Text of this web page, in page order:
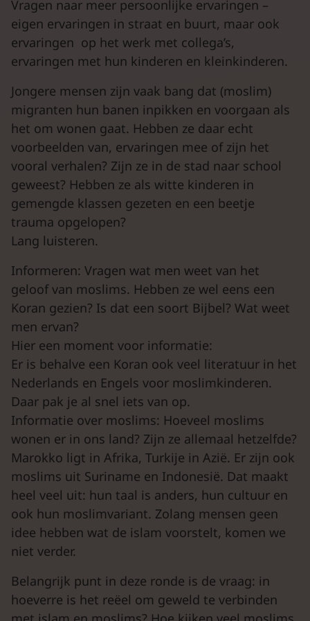
Vragen naar meer persoonlijke ervaringen –
eigen ervaringen in straat en buurt, maar ook
ervaringen op het werk met collega’s,
ervaringen met hun kinderen en kleinkinderen.
Jongere mensen zijn vaak bang dat (moslim)
migranten hun banen inpikken en voorgaan als
het om wonen gaat. Hebben ze daar echt
voorbeelden van, ervaringen mee of zijn het
vooral verhalen? Zijn ze in de stad naar school
geweest? Hebben ze als witte kinderen in
gemengde klassen gezeten en een beetje
trauma opgelopen?
Lang luisteren.
Informeren: Vragen wat men weet van het
geloof van moslims. Hebben ze wel eens een
Koran gezien? Is dat een soort Bijbel? Wat weet
men ervan?
Hier een moment voor informatie:
Er is behalve een Koran ook veel literatuur in het
Nederlands en Engels voor moslimkinderen.
Daar pak je al snel iets van op.
Informatie over moslims: Hoeveel moslims
wonen er in ons land? Zijn ze allemaal hetzelfde?
Marokko ligt in Afrika, Turkije in Azië. Er zijn ook
moslims uit Suriname en Indonesië. Dat maakt
heel veel uit: hun taal is anders, hun cultuur en
ook hun moslimvariant. Zolang mensen geen
idee hebben wat de islam voorstelt, komen we
niet verder.
Belangrijk punt in deze ronde is de vraag: in
hoeverre is het reëel om geweld te verbinden